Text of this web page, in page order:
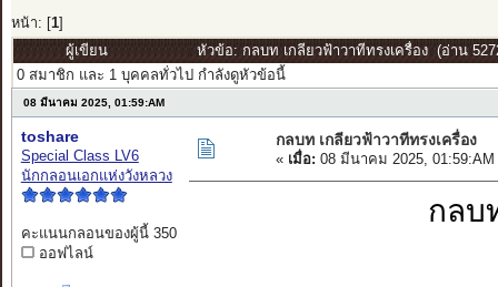
หน้า: [ 1]
ผู้เขียน
หัวข้อ: กลบท เกลียวฟ้าวาทีทรงเครื่อง (อ่าน
0 สมาชิก และ 1 บุคคลทั่วไป กำลังดูหัวข้อนี้
08 มีนาคม 2025, 01:59:AM
toshare
Special Class LV6
นักกลอนเอกแห่งวังหลวง
คะแนนกลอนของผู้นี้ 350
ออฟไลน์
กลบท เกลียวฟ้าวาทีทรงเครื่อง
« เมื่อ: 08 มีนาคม 2025, 01:59:AM
กลบ